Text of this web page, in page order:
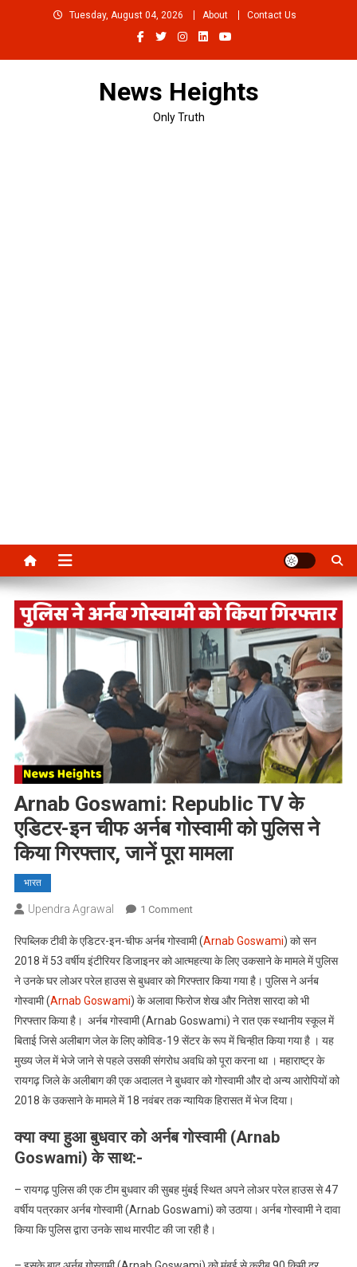
Tuesday, August 04, 2026 About Contact Us
News Heights
Only Truth
Arnab Goswami: Republic TV के
एडिटर-इन चीफ अर्नब गोस्वामी को पुलिस ने
किया गिरफ्तार, जानें पूरा मामला
भारत
Upendra Agrawal 1 CommentOn
Goswami:
Republic
TV
के
एडिटर-
इन
चीफ
अर्नब
गोस्वामी
पुलिस
ने
गिरफ्तार,
मामला
रिपब्लिक टीवी के एडिटर-इन-चीफ अर्नब गोस्वामी (Arnab Goswami) को सन
2018 में 53 वर्षीय इंटीरियर डिजाइनर को आत्महत्या के लिए उकसाने के मामले में पुलिस
ने उनके घर लोअर परेल हाउस से बुधवार को गिरफ्तार किया गया है। पुलिस ने अर्नब
गोस्वामी (Arnab Goswami) के अलावा फिरोज शेख और नितेश सारदा को भी
गिरफ्तार किया है। अर्नब गोस्वामी (Arnab Goswami) ने रात एक स्थानीय स्कूल में
बिताई जिसे अलीबाग जेल के लिए कोविड-19 सेंटर के रूप में चिन्हीत किया गया है । यह
मुख्य जेल में भेजे जाने से पहले उसकी संगरोध अवधि को पूरा करना था । महाराष्ट्र के
रायगढ़ जिले के अलीबाग की एक अदालत ने बुधवार को गोस्वामी और दो अन्य आरोपियों को
2018 के उकसाने के मामले में 18 नवंबर तक न्यायिक हिरासत में भेज दिया।
क्या क्या हुआ बुधवार को अर्नब गोस्वामी (Arnab
Goswami) के साथ:-
– रायगढ़ पुलिस की एक टीम बुधवार की सुबह मुंबई स्थित अपने लोअर परेल हाउस से 47
वर्षीय पत्रकार अर्नब गोस्वामी (Arnab Goswami) को उठाया। अर्नब गोस्वामी ने दावा
किया कि पुलिस द्वारा उनके साथ मारपीट की जा रही है।